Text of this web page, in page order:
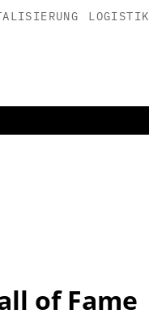
LOGISTIK
of Fame